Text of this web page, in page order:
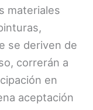
materiales
se deriven de
correrán a
en
aceptación